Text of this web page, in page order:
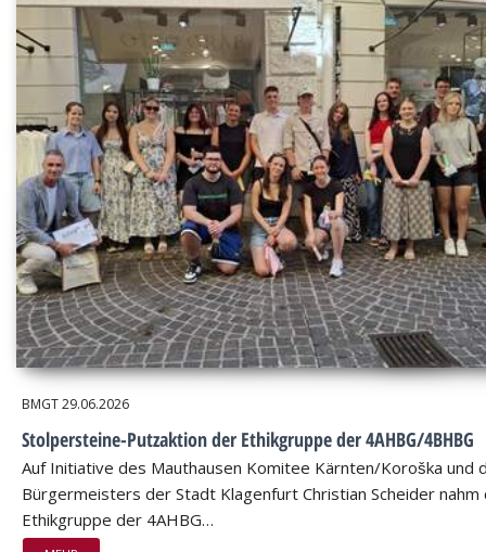
BMGT29.06.2026
Stolpersteine-Putzaktion der Ethikgruppe der 4AHBG/4BHBG
Auf Initiative des Mauthausen Komitee Kärnten/Koroška und
Bürgermeisters der Stadt Klagenfurt Christian Scheider nahm
Ethikgruppe der 4AHBG…